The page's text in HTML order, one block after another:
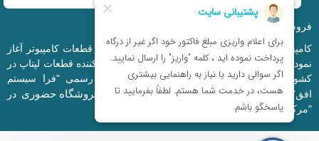
فروشگاه اینترنتی iranfso (کامپیوتر افق)
کامپیوتر افق، فعالیت خود را از سال 1377 در زمینه قطعات کامپیوتر آغاز
نمود و در حال حاضر به بزرگترین وارد کننده و توزیع کننده قطعات لپتاپ در
کشور تبدیل شده است. این مجموعه که با نام رسمی "فرا سیستم
افق" ثبت شده است دارای فروشگاه اینترنتی و
فروشگاه حضوری در
"مرکز کامپیوتر ایران" و "خیابان مظفر" میباشد.